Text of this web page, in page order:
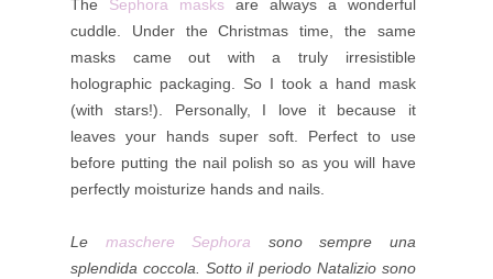
The Sephora masksare always a wonderful
cuddle. Under the Christmas time, the same
masks came out with a truly irresistible
holographic packaging. So I took a hand mask
(with stars!). Personally, I love it because it
leaves your hands super soft. Perfect to use
before putting the nail polish so as you will have
perfectly moisturize hands and nails.
Le maschere Sephora sono sempre una
splendida coccola. Sotto il periodo Natalizio sono